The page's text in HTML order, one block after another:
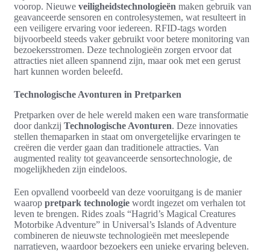
voorop. Nieuwe veiligheidstechnologieën maken gebruik van
geavanceerde sensoren en controlesystemen, wat resulteert in
een veiligere ervaring voor iedereen. RFID-tags worden
bijvoorbeeld steeds vaker gebruikt voor betere monitoring van
bezoekersstromen. Deze technologieën zorgen ervoor dat
attracties niet alleen spannend zijn, maar ook met een gerust
hart kunnen worden beleefd.
Technologische Avonturen in Pretparken
Pretparken over de hele wereld maken een ware transformatie
door dankzij Technologische Avonturen. Deze innovaties
stellen themaparken in staat om onvergetelijke ervaringen te
creëren die verder gaan dan traditionele attracties. Van
augmented reality tot geavanceerde sensortechnologie, de
mogelijkheden zijn eindeloos.
Een opvallend voorbeeld van deze vooruitgang is de manier
waarop pretpark technologie wordt ingezet om verhalen tot
leven te brengen. Rides zoals “Hagrid’s Magical Creatures
Motorbike Adventure” in Universal’s Islands of Adventure
combineren de nieuwste technologieën met meeslepende
narratieven, waardoor bezoekers een unieke ervaring beleven.